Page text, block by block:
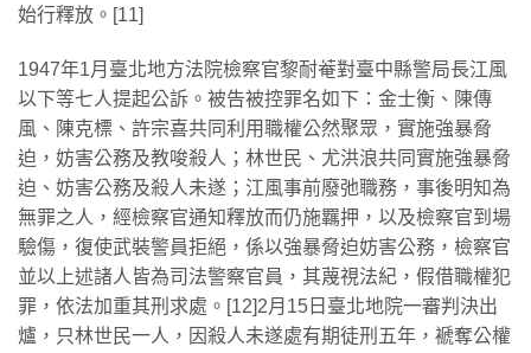
始行釋放。[11]
1947年1月臺北地方法院檢察官黎耐菴對臺中縣警局長江風
以下等七人提起公訴。被告被控罪名如下：金士衡、陳傳
風、陳克標、許宗喜共同利用職權公然聚眾，實施強暴脅
迫，妨害公務及教唆殺人；林世民、尤洪浪共同實施強暴脅
迫、妨害公務及殺人未遂；江風事前廢弛職務，事後明知為
無罪之人，經檢察官通知釋放而仍施羈押，以及檢察官到場
驗傷，復使武裝警員拒絕，係以強暴脅迫妨害公務，檢察官
並以上述諸人皆為司法警察官員，其蔑視法紀，假借職權犯
罪，依法加重其刑求處。[12]2月15日臺北地院一審判決出
爐，只林世民一人，因殺人未遂處有期徒刑五年，褫奪公權